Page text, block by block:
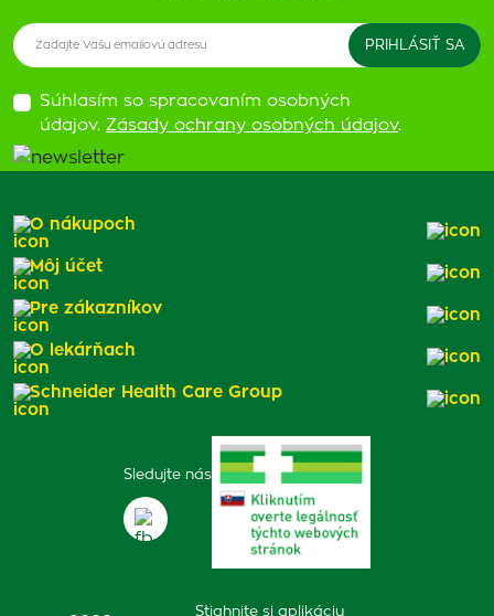
Súhlasím so spracovaním osobných
údajov. Zásady ochrany osobných údajov.
Sledujte nás
Stiahnite si aplikáciu
O nákupoch
Môj účet
Pre zákazníkov
O lekárňach
Schneider Health Care Group